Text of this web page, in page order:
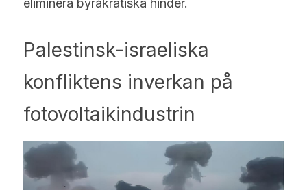
eliminera byråkratiska hinder.
Palestinsk-israeliska
konfliktens inverkan på
fotovoltaikindustrin